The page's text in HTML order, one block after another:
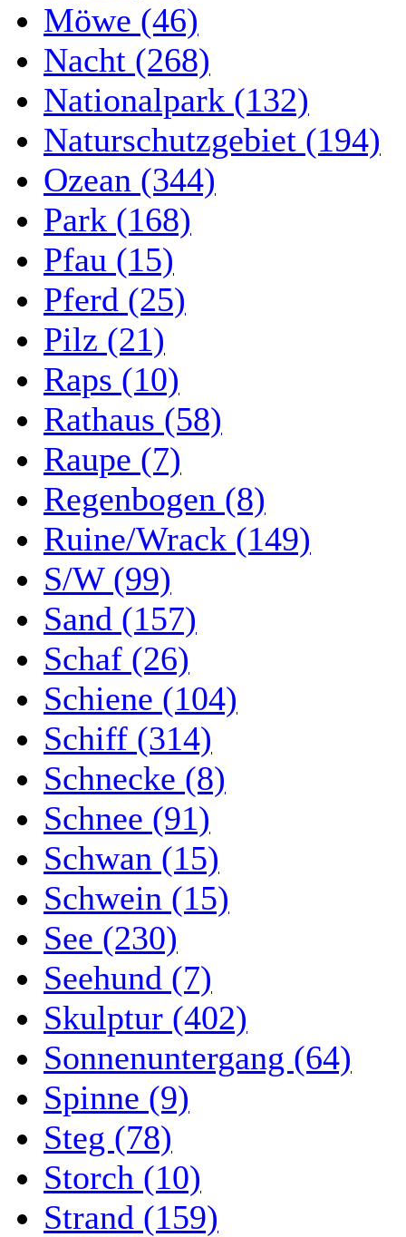
Möwe (46)
Nacht (268)
Nationalpark (132)
Naturschutzgebiet (194)
Ozean (344)
Park (168)
Pfau (15)
Pferd (25)
Pilz (21)
Raps (10)
Rathaus (58)
Raupe (7)
Regenbogen (8)
Ruine/Wrack (149)
S/W (99)
Sand (157)
Schaf (26)
Schiene (104)
Schiff (314)
Schnecke (8)
Schnee (91)
Schwan (15)
Schwein (15)
See (230)
Seehund (7)
Skulptur (402)
Sonnenuntergang (64)
Spinne (9)
Steg (78)
Storch (10)
Strand (159)